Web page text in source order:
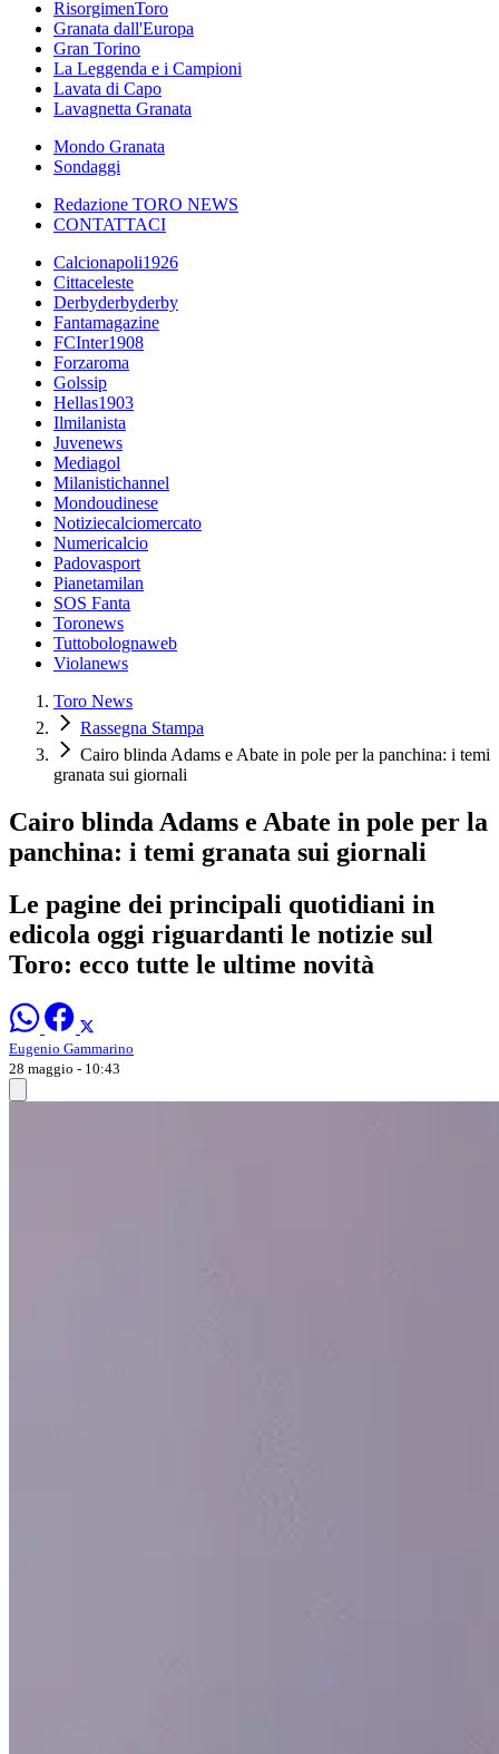
RisorgimenToro
Granata dall'Europa
Gran Torino
La Leggenda e i Campioni
Lavata di Capo
Lavagnetta Granata
Mondo Granata
Sondaggi
Redazione TORO NEWS
CONTATTACI
Calcionapoli1926
Cittaceleste
Derbyderbyderby
Fantamagazine
FCInter1908
Forzaroma
Golssip
Hellas1903
Ilmilanista
Juvenews
Mediagol
Milanistichannel
Mondoudinese
Notiziecalciomercato
Numericalcio
Padovasport
Pianetamilan
SOS Fanta
Toronews
Tuttobolognaweb
Violanews
Toro News
Rassegna Stampa
Cairo blinda Adams e Abate in pole per la panchina: i temi
granata sui giornali
Cairo blinda Adams e Abate in pole per la
panchina: i temi granata sui giornali
Le pagine dei principali quotidiani in
edicola oggi riguardanti le notizie sul
Toro: ecco tutte le ultime novità
Eugenio Gammarino
28 maggio - 10:43